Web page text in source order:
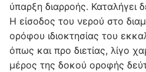
ύπαρξη διαρροής. Καταλήγει
Η είσοδος του νερού στο
ορόφου ιδιοκτησίας του
όπως και προ διετίας, λίγο
μέρος της δοκού οροφής